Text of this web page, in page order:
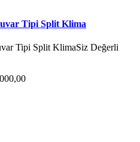
Tipi Split Klima
Tipi Split KlimaSiz Değerli